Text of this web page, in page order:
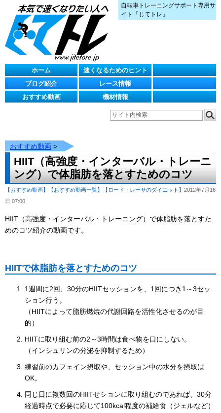
自転車トレーニングサポート専用サ
イト「じてトレ」
ホーム
速くなるためのヒント
ブログ紹介
レース情報
おすすめ動画
機材情報
おすすめ動画 >
HIIT（高強度・インターバル・トレーニ
ング）で体脂肪を落とすためのコツ
【おすすめ動画】 【おすすめ動画一覧】 【ロード・レーサのダイエット】 2012年7月16
日 07:00
HIIT（高強度・インターバル・トレーニング）で体脂肪を落とすた
めのコツ紹介の動画です。
HIITで体脂肪を落とすためのコツ
1週間に2回、30分のHIITセッションを、1回につき1～3セッ
ション行う。
（HIITによって脂肪燃焼の代謝回路を活性化させるのが目
的）
HIITに取り組む前の2～3時間は食べ物を口にしない。
（インシュリンの分泌を抑制するため）
練習前のカフェイン摂取や、セッション中の水分を摂取は
OK。
同じ日に複数回のHIITせションに取り組むのであれば、30分
経過時点で必要に応じて100kcal程度の補給食（ジェルなど）